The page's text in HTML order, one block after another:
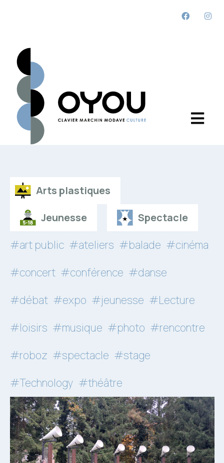
Arts plastiques
Jeunesse
Spectacle
#art public #ateliers #balade #cinéma
#concert #conférence #danse
#débat #expo #jeunesse #Lecture
#loisirs #musique #photo #rencontre
#roboz #spectacle #stage
#Technology #théâtre